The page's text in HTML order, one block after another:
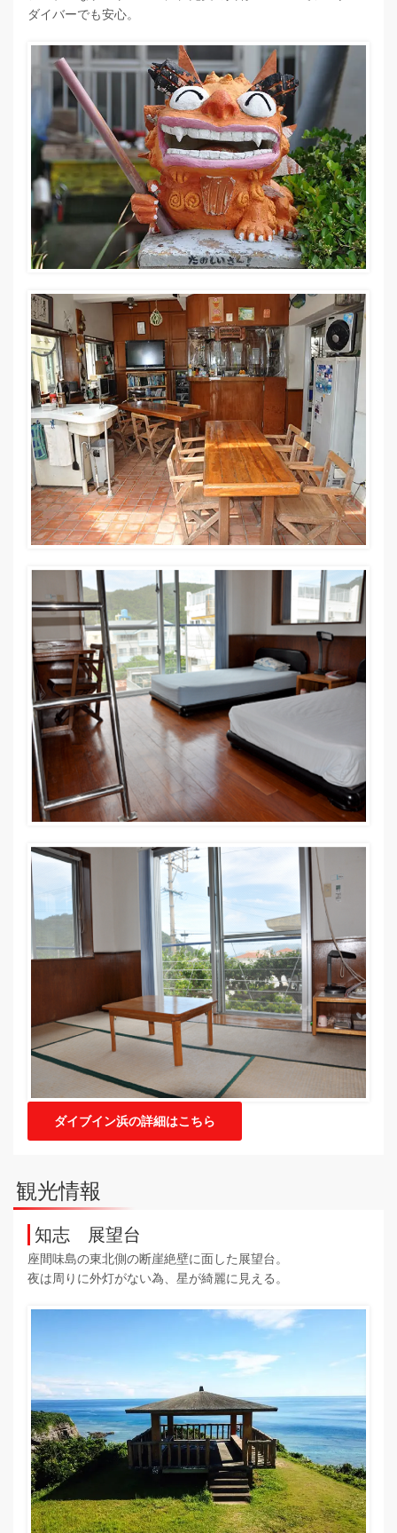
ダイバーでも安心。
ダイブイン浜の詳細はこちら
観光情報
知志 展望台
座間味島の東北側の断崖絶壁に面した展望台。
夜は周りに外灯がない為、星が綺麗に見える。